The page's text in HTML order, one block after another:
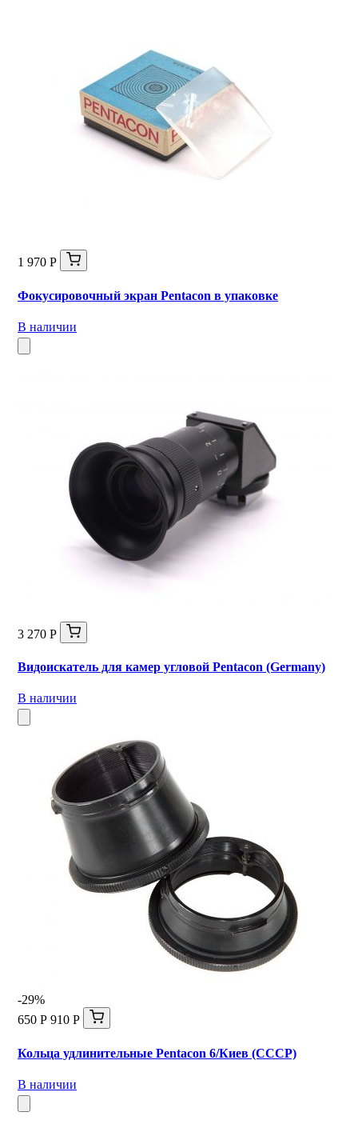
1 970 Р
Фокусировочный экран Pentacon в упаковке
В наличии
3 270 Р
Видоискатель для камер угловой Pentacon (Germany)
В наличии
-29%
650 Р 910 Р
Кольца удлинительные Pentacon 6/Киев (СССР)
В наличии